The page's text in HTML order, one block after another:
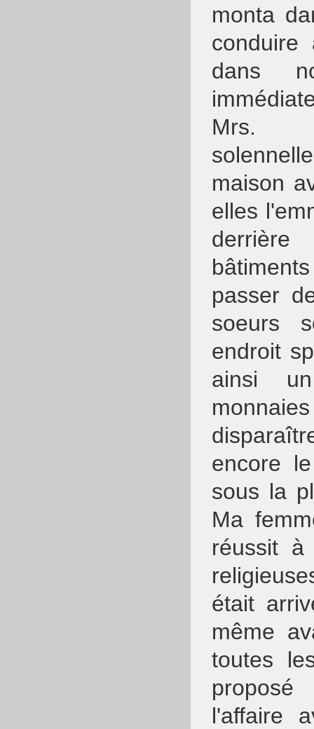
monta
conduire
dans
Mrs.
maison
elles
passer
soeurs
endroit
ainsi
encore
sous la
Ma
réussit
était
même
toutes
l'affaire